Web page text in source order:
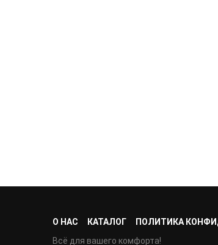
О НАС КАТАЛОГ ПОЛИТИКА
Всё для вашего комфорта!